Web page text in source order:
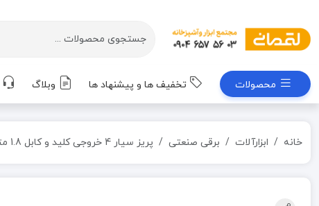
محصولات تخفیف ها و پیشنهاد ها وبلاگ
خانه ابزارآلات برقی صنعتی پریز سیار 4 خروجی کلید و کابل 1.8 متری مدل 204 آناده 16 آمپر پیشرانه